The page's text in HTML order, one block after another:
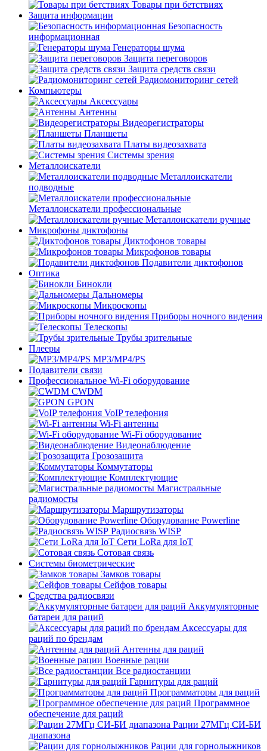
Товары при бетствиях
Защита информации
Безопасность
информационная
Генераторы шума
Защита переговоров
Защита средств связи
Радиомониторинг сетей
Компьютеры
Аксессуары
Антенны
Видеорегистраторы
Планшеты
Платы видеозахвата
Системы зрения
Металлоискатели
Металлоискатели
подводные
Металлоискатели профессиональные
Металлоискатели ручные
Микрофоны диктофоны
Диктофонов товары
Микрофонов товары
Подавители диктофонов
Оптика
Бинокли
Дальномеры
Микроскопы
Приборы ночного видения
Телескопы
Трубы зрительные
Плееры
MP3/MP4/PS
Подавители связи
Профессиональное Wi-Fi оборудование
CWDM
GPON
VoIP телефония
Wi-Fi антенны
Wi-Fi оборудование
Видеонаблюдение
Грозозащита
Коммутаторы
Комплектующие
Магистральные
радиомосты
Маршрутизаторы
Оборудование Powerline
Радиосвязь WISP
Сети LoRa для IoT
Сотовая связь
Системы биометрические
Замков товары
Сейфов товары
Средства радиосвязи
Аккумуляторные
батареи для раций
Аксессуары для
раций по брендам
Антенны для раций
Военные рации
Все радиостанции
Гарнитуры для раций
Программаторы для раций
Программное
обеспечение для раций
Рации 27МГц СИ-БИ
диапазона
Рации для горнолыжников